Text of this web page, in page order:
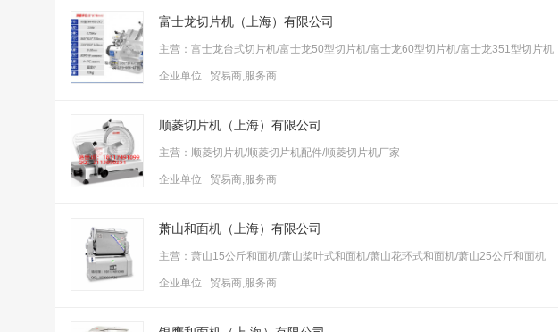
富士龙切片机（上海）有限公司
主营：富士龙台式切片机/富士龙50型切片机/富士龙60型切片机/富士龙351型切片机
企业单位 贸易商,服务商
顺菱切片机（上海）有限公司
主营：顺菱切片机/顺菱切片机配件/顺菱切片机厂家
企业单位 贸易商,服务商
萧山和面机（上海）有限公司
主营：萧山15公斤和面机/萧山桨叶式和面机/萧山花环式和面机/萧山25公斤和面机
企业单位 贸易商,服务商